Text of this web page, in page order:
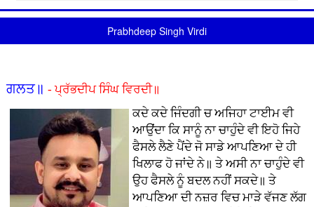
Prabhdeep Singh Virdi
ਗਲਤ॥ - ਪ੍ਰੱਭਦੀਪ ਸਿੰਘ ਵਿਰਦੀ॥
ਕਦੇ ਕਦੇ ਜਿੰਦਗੀ ਚ ਅਜਿਹਾ ਟਾਈਮ ਵੀ
ਆਉਂਦਾ ਕਿ ਸਾਨੂੰ ਨਾ ਚਾਹੁੰਦੇ ਵੀ ਇਹੋ ਜਿਹੇ
ਫੈਸਲੇ ਲੈਣੇ ਪੈਂਦੇ ਜੋ ਸਾਡੇ ਆਪਣਿਆ ਦੇ ਹੀ
ਖਿਲਾਫ ਹੋ ਜਾਂਦੇ ਨੇ॥ ਤੇ ਅਸੀ ਨਾ ਚਾਹੁੰਦੇ ਵੀ
ਉਹ ਫੈਸਲੇ ਨੂੰ ਬਦਲ ਨਹੀਂ ਸਕਦੇ॥ ਤੇ
ਆਪਣਿਆ ਦੀ ਨਜ਼ਰ ਵਿਚ ਮਾੜੇ ਵੱਜਣ ਲੱਗ